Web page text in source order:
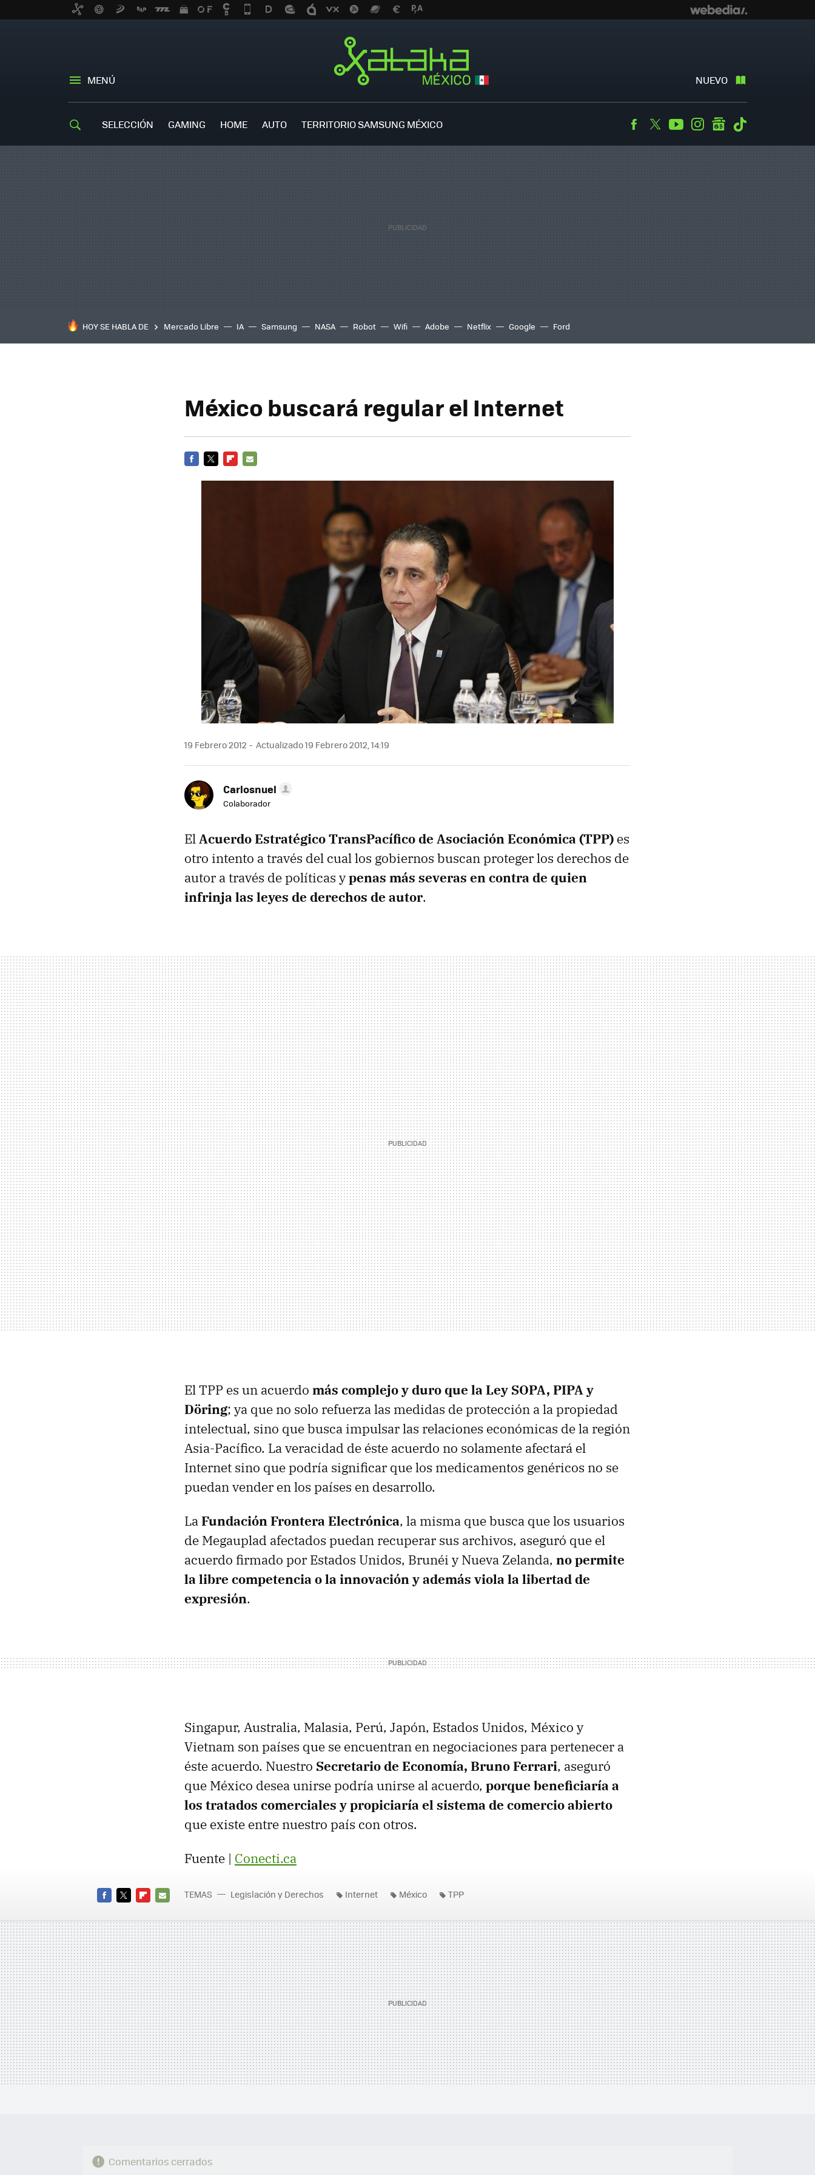
MENÚ NUEVO
SELECCIÓN GAMING HOME AUTO TERRITORIO SAMSUNG MÉXICO Facebook
TwitterYoutubeInstagramgooglenews
HOY SE HABLA DE Mercado Libre IA Samsung NASA Robot Wifi Adobe Netflix Google Ford
México buscará regular el Internet
19 Febrero 2012 Actualizado 19 Febrero 2012, 14:19
Carlosnuel
Colaborador
ElAcuerdo Estratégico TransPacífico de Asociación Económica (TPP) es
otro intento a través del cual los gobiernos buscan proteger los derechos de
autor a través de políticas ypenas más severas en contra de quien
infrinja las leyes de derechos de autor.
ElTPP es un acuerdo más complejo y duro que la Ley SOPA, PIPAy
Döring; ya que no solo refuerza las medidas de protección a la propiedad
intelectual, sino que busca impulsar las relaciones económicas de la región
Asia-Pacífico. La veracidad de éste acuerdo no solamente afectará el
Internet sino que podría significar que los medicamentos genéricos no se
puedan vender en los países en desarrollo.
LaFundación Frontera Electrónica, la misma que busca que los usuarios
de Megauplad afectados puedan recuperar sus archivos, aseguró que el
acuerdo firmado por Estados Unidos, Brunéi y Nueva Zelanda, no permite
la libre competencia o la innovación y además viola la libertad de
expresión.
Singapur, Australia, Malasia, Perú, Japón, Estados Unidos, México y
Vietnam son países que se encuentran en negociaciones para pertenecer a
éste acuerdo. Nuestro Secretario de Economía, Bruno Ferrari, aseguró
que México desea unirse podría unirse al acuerdo, porque beneficiaría a
los tratados comerciales y propiciaría el sistema de comercio abierto
que existe entre nuestro país con otros.
Fuente | Conecti.ca
MAIL
TEMAS Legislación y Derechos Internet México TPP
Comentarios cerrados